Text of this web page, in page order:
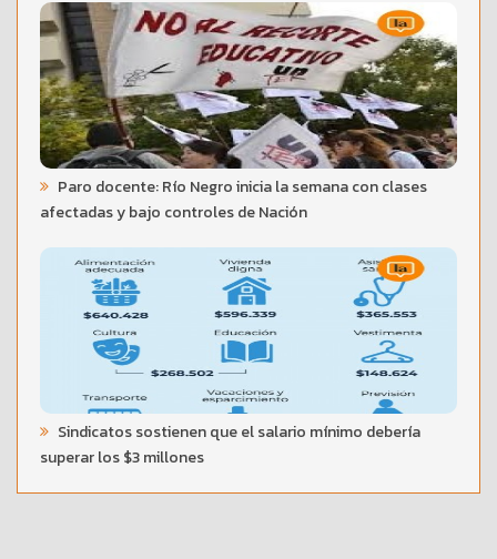
Paro docente: Río Negro inicia la semana con clases
afectadas y bajo controles de Nación
Sindicatos sostienen que el salario mínimo debería
superar los $3 millones